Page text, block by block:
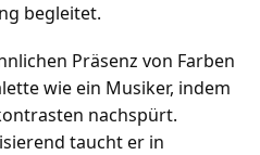
begleitet.
Präsenz von Farben
wie ein Musiker, indem
nachspürt.
taucht er in